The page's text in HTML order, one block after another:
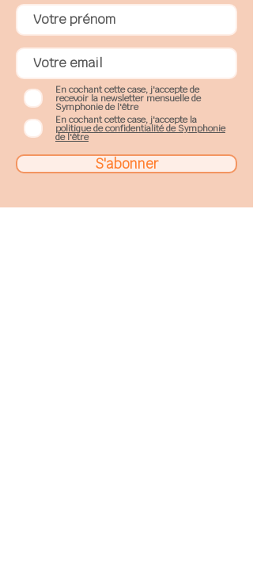
En cochant cette case, j'accepte de
recevoir la newsletter mensuelle de
Symphonie de l'être
En cochant cette case, j'accepte la
politique de confidentialité de Symphonie
de l'être
S'abonner